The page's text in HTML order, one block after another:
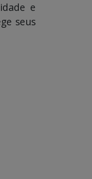
e
seus